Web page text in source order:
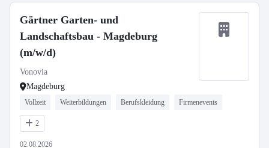
Gärtner Garten- und
Landschaftsbau - Magdeburg
(m/w/d)
Vonovia
Magdeburg
Vollzeit Weiterbildungen Berufskleidung Firmenevents
2
02.08.2026